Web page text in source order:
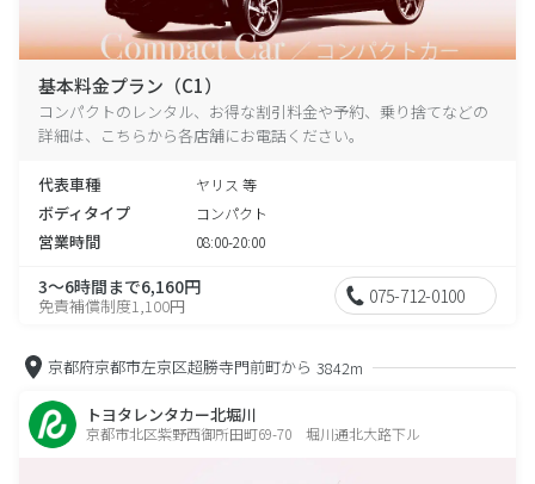
基本料金プラン（C1）
コンパクトのレンタル、お得な割引料金や予約、乗り捨てなどの
詳細は、こちらから各店舗にお電話ください。
代表車種 ヤリス 等
ボディタイプ コンパクト
営業時間 08:00-20:00
3～6時間まで6,160円
免責補償制度1,100円 075-712-0100
京都府京都市左京区超勝寺門前町から 3842m
トヨタレンタカー北堀川
京都市北区紫野西御所田町69-70 堀川通北大路下ル